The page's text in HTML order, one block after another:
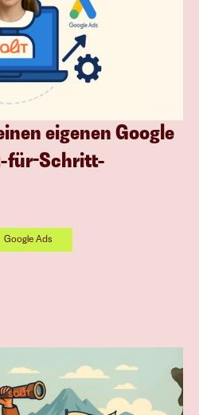
eigenen Google
für-Schritt-
Google Ads